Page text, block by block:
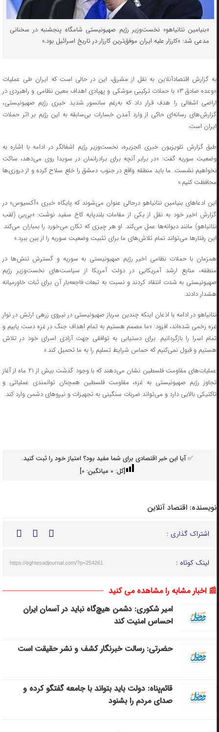
«بنیامین نتانیاهو» نخست‌وزیر رژیم صهیونیستی شامگاه پنجشنبه در سخنانی
مدعی شد: «کارزار علیه ایران موفق‌ترین کارزار در تاریخ اسرائیل بود.»
به گزارش اقتصادآنلاین به نقل از مشرق، این در حالی است که ایران طی عملیات
«وعده صادق ۳» با حملات ترکیبی موشکی و پهپادی اهداف معین نظامی و راهبردی در
اراضی اشغالی را هدف قرار داد که به‌رغم سانسور شدید خبری رژیم صهیونیستی،
گزارش‌های رسانه‌ای حاکی از وارد آمدن خسارات بی‌سابقه به این رژیم بر اثر حملات
ایران است.
طبق گزارش تلویزیون خبری الجزیره، نخست‌وزیر رژیم اشغالگر در ادامه با اشاره به
وضعیت سوریه گفت: «در برابر آنچه برای برادرانمان در سویدا روی می‌دهد، ساکت
نخواهیم نشست. ما باید منطقه واقع در جنوب دمشق را خلع سلاح کرده و از دروزی‌ها
محافظت کنیم.»
این ادعاهای بنیامین نتانیاهو درحالی عنوان می‌شوند که پایگاه خبری «آکسیوس» در
گزارش اخیر خود به نقل از یکی از مقامات بلندپایه کاخ سفید نوشت: «بی‌بی (لقب
نتانیاهو) مانند دیوانه‌ها عمل می‌کند. او هر چیزی که تکان می‌خورد را بمباران می‌کند.
این رفتارها می‌تواند تمام تلاش‌های ما برای تثبیت وضعیت سوریه را از بین ببرد.»
همزمان با حملات نظامی اخیر رژیم صهیونیستی به سوریه و گسترش تنش‌ها در
منطقه، منابع ارشد آمریکایی در دولت آمریکا از سیاست‌های نخست‌وزیر رژیم
صهیونیستی به شدت انتقاد کردند و نسبت به تبعات فاجعه‌بار آن برای ثبات خاورمیانه
هشدار دادند.
نتانیاهو در ادامه با اذعان اینکه چندین سرباز صهیونیستی در نیروی زرهی ارتش در نوار
غزه زخمی شده‌اند، افزود: «ما مصمم هستیم به تمام اهداف جنگ در غزه دست یابیم و
تمام اسرا را بازگردانیم. برای دستیابی به توافقی جهت آزادی اسرای خود در تلاش
هستیم و قبول نمی‌کنیم که حماس شرایط تسلیم را به ما تحمیل کند.»
عملیات‌های مقاومت فلسطین نشان می‌دهند که با وجود گذشت بیش از ۲۱ ماه از آغاز
تجاوز رژیم صهیونیستی به غزه، مقاومت فلسطین همچنان توانمندی عملیاتی و
تاکتیکی بالایی دارد و می‌تواند ضربات سنگینی به تجهیزات و نیروهای دشمن وارد کند.
✅ آیا این خبر اقتصادی برای شما مفید بود؟ امتیاز خود را ثبت کنید.
[کل: 0میانگین: 0
]
نویسنده: اقتصاد آنلاین
اشتراک گذاری :
لینک کوتاه : https://eghtesadjournal.com/?p=254261
📰 اخبار مشابه را مشاهده می کنید
امیر شکوری: دشمن هیچ‌گاه نباید در آسمان ایران
احساس امنیت کند
حضرتی: رسالت خبرنگار کشف و نشر حقیقت است
قائم‌پناه: دولت باید بتواند با جامعه گفتگو کرده و
صدای مردم را بشنود